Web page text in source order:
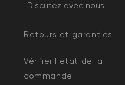
Discutez avec nous
Retours et garanties
Vérifier l'état de la
commande